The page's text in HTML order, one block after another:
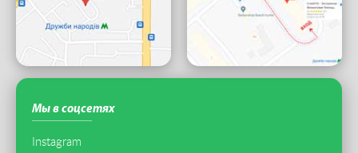
Мы в соцсетях
Instagram